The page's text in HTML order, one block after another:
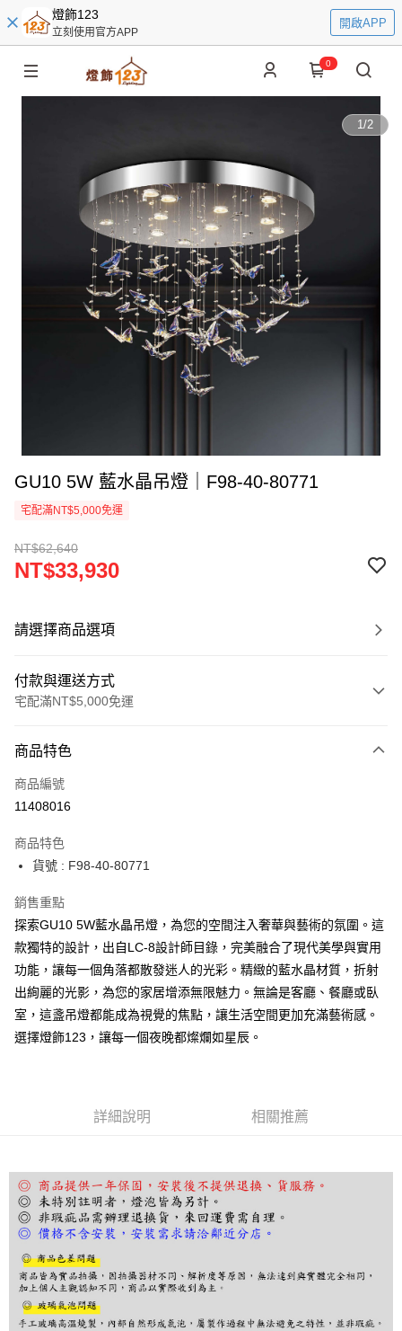
燈飾123
立刻使用官方APP
開啟APP
0
1/2
GU10 5W 藍水晶吊燈｜F98-40-80771
宅配滿NT$5,000免運
NT$62,640
NT$33,930
請選擇商品選項
付款與運送方式
宅配滿NT$5,000免運
信用卡一次付款
LINE Pay
街口支付
悠遊付
Google Pay
全盈+PAY
AFTEE先享後付
相關說明
【關於「AFTEE先享後付」】
３．安心：先確認商品／服務後，再付款。
結帳頁面，進行簡訊認證並確認金額後，即可完成結帳。
２．訂單成立數日內，您將收到繳費通知簡訊。
３．收到繳費通知簡訊後14天內，點擊此簡訊中的連結，可透過四大超商／
ATM／網路銀行／等多元方式進行付款，方視為交易完成。
購買商品的店家。未經商家同意取消之訂單仍視為有效，需透過AFTEE先享
後付繳納相關費用。
※ 交易是否成功請以「AFTEE先享後付 」之結帳頁面顯示為準，若有關於
是否繳費成功／繳費後需取消欲退款等相關疑問，請聯繫「AFTEE先享後付
客戶支援中心」 https://netprotections.freshdesk.com/support/home
商品特色
商品編號
11408016
商品特色
貨號 : F98-40-80771
銷售重點
探索GU10 5W藍水晶吊燈，為您的空間注入奢華與藝術的氛圍。這
款獨特的設計，出自LC-8設計師目錄，完美融合了現代美學與實用
功能，讓每一個角落都散發迷人的光彩。精緻的藍水晶材質，折射
出絢麗的光影，為您的家居增添無限魅力。無論是客廳、餐廳或臥
室，這盞吊燈都能成為視覺的焦點，讓生活空間更加充滿藝術感。
選擇燈飾123，讓每一個夜晚都燦爛如星辰。
詳細說明 相關推薦